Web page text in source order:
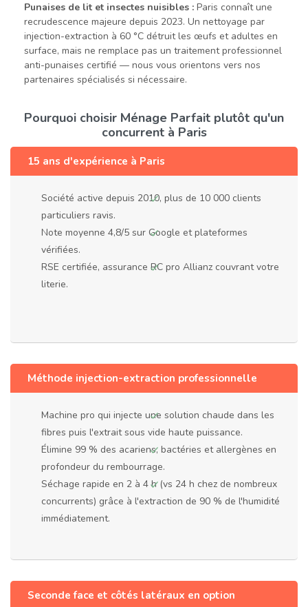
Punaises de lit et insectes nuisibles : Paris connaît une
recrudescence majeure depuis 2023. Un nettoyage par
injection-extraction à 60 °C détruit les œufs et adultes en
surface, mais ne remplace pas un traitement professionnel
anti-punaises certifié — nous vous orientons vers nos
partenaires spécialisés si nécessaire.
Pourquoi choisir Ménage Parfait plutôt qu'un
concurrent à Paris
15 ans d'expérience à Paris
Société active depuis 2010, plus de 10 000 clients
particuliers ravis.
Note moyenne 4,8/5 sur Google et plateformes
vérifiées.
RSE certifiée, assurance RC pro Allianz couvrant votre
literie.
Méthode injection-extraction professionnelle
Machine pro qui injecte une solution chaude dans les
fibres puis l'extrait sous vide haute puissance.
Élimine 99 % des acariens, bactéries et allergènes en
profondeur du rembourrage.
Séchage rapide en 2 à 4 h (vs 24 h chez de nombreux
concurrents) grâce à l'extraction de 90 % de l'humidité
immédiatement.
Seconde face et côtés latéraux en option